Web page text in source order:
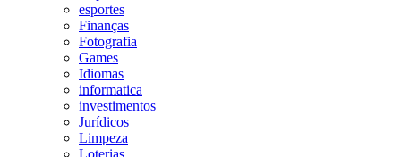
esportes
Finanças
Fotografia
Games
Idiomas
informatica
investimentos
Jurídicos
Limpeza